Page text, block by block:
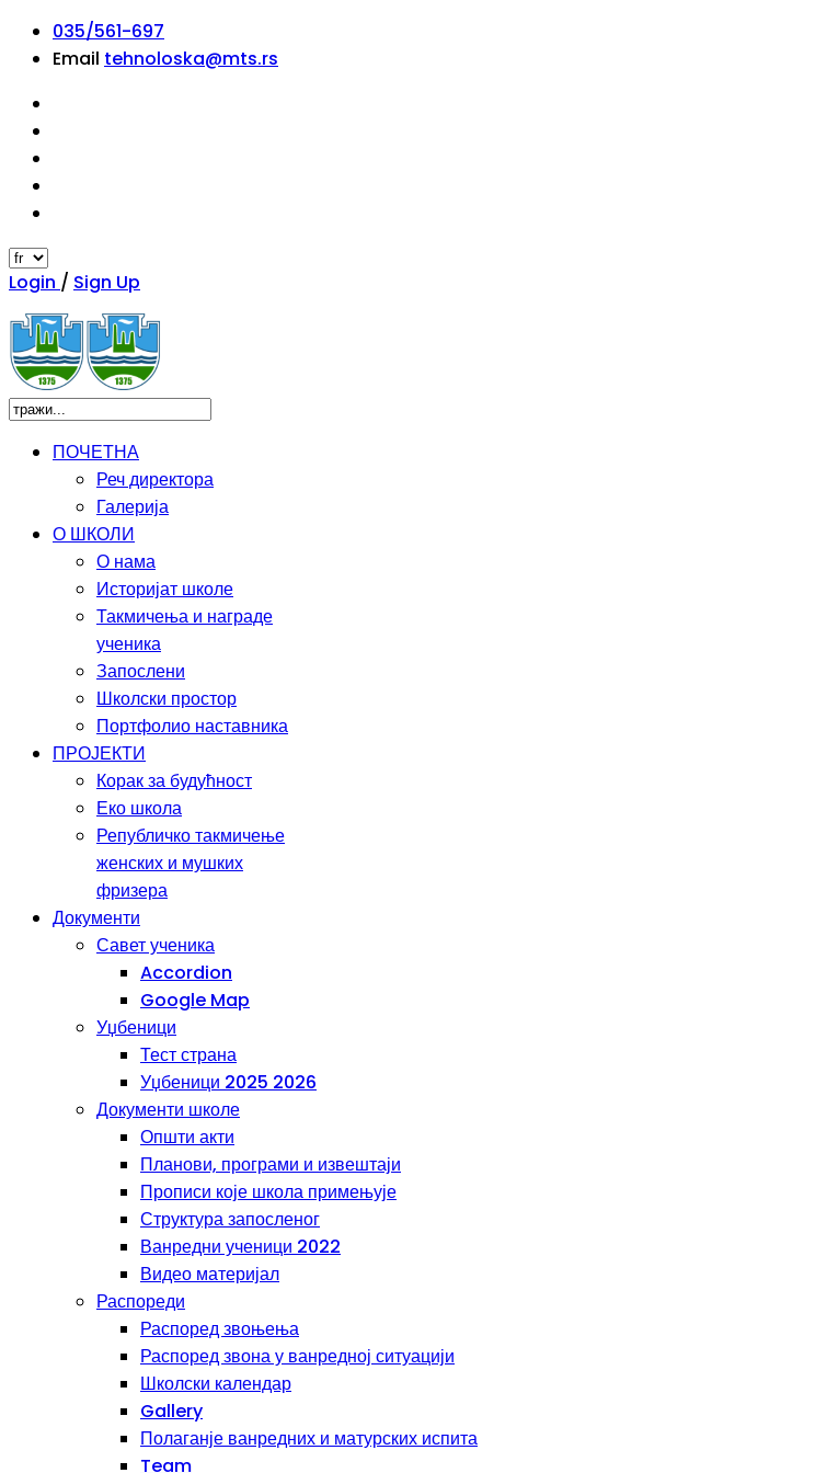
035/561-697
Email tehnoloska@mts.rs
Login / Sign Up
ПОЧЕТНА
Реч директора
Галерија
О ШКОЛИ
О нама
Историјат школе
Такмичења и награде
ученика
Запослени
Школски простор
Портфолио наставника
ПРОЈЕКТИ
Корак за будућност
Еко школа
Републичко такмичење
женских и мушких
фризера
Документи
Савет ученика
Accordion
Google Map
Уџбеници
Тест страна
Уџбеници 2025 2026
Документи школе
Општи акти
Планови, програми и извештаји
Прописи које школа примењује
Структура запосленог
Ванредни ученици 2022
Видео материјал
Распореди
Распоред звоњења
Распоред звона у ванредној ситуацији
Школски календар
Gallery
Полаганје ванредних и матурских испита
Team